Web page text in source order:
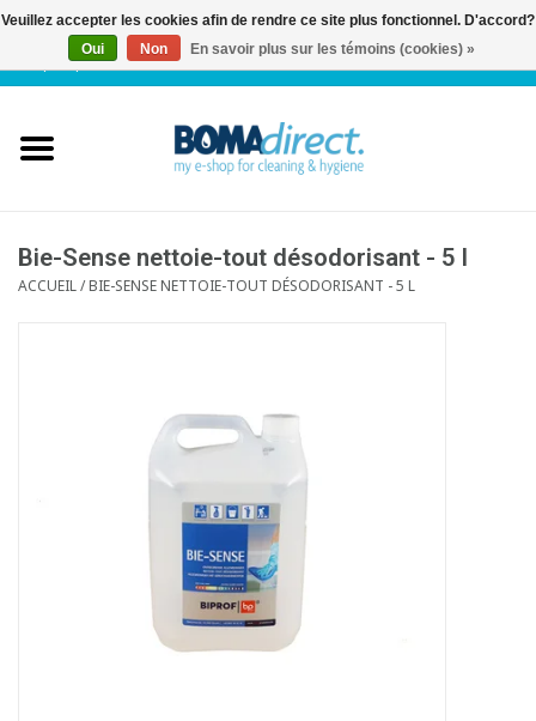
FR| 0 Articles
Service client
Bie-Sense nettoie-tout désodorisant - 5 l
ACCUEIL/BIE-SENSE NETTOIE-TOUT DÉSODORISANT - 5 L
Veuillez accepter les cookies afin de rendre ce site plus fonctionnel. D'accord?
Oui
Non En savoir plus sur les témoins (cookies) »